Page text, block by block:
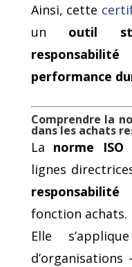
Ainsi, cette
un outil
performance
Comprendre la
dans les achats
La norme ISO
lignes
fonction achats.
Elle